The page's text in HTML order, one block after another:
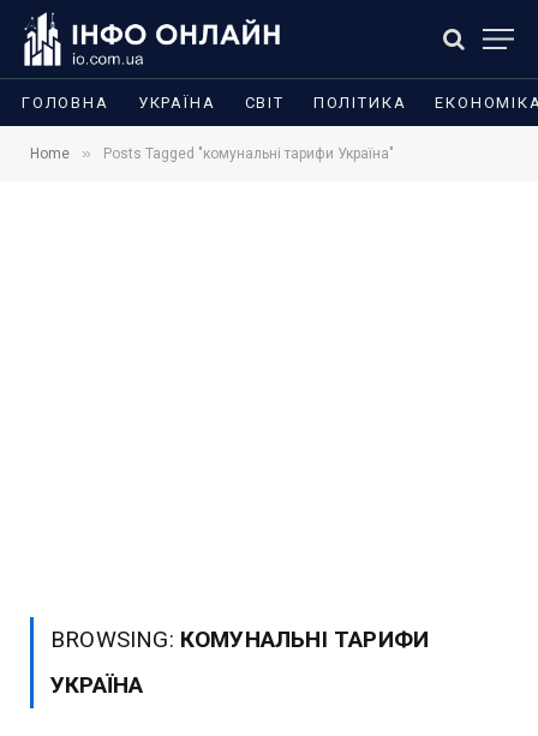
ГОЛОВНА УКРАЇНА СВІТ ПОЛІТИКА
Home » Posts Tagged "комунальні тарифи Україна"
BROWSING: КОМУНАЛЬНІ ТАРИФИ
УКРАЇНА